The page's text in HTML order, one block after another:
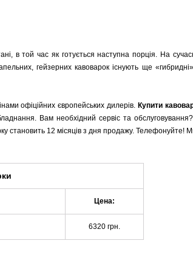
в той час як готується наступна порція. На
гейзерних кавоварок існують ще «гибридні»
офіційних європейських дилерів. Купити
Вам необхідний сервіс та
становить 12 місяців з дня продажу.
Цена:
6320 грн.